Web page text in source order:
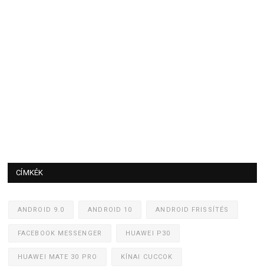
CÍMKÉK
ANDROID 9.0 ANDROID 10 ANDROID FRISSÍTÉS
FACEBOOK MESSENGER HUAWEI P30
HUAWEI MATE 30 PRO KÍNAI CUCCOK